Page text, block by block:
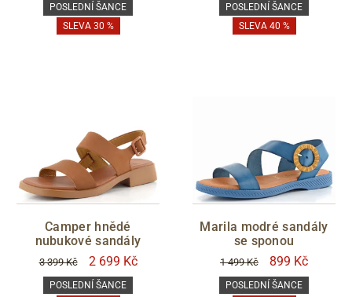
POSLEDNÍ ŠANCE
SLEVA 30 %
POSLEDNÍ ŠANCE
SLEVA 40 %
Camper hnědé
nubukové sandály
3 399 Kč 2 699 Kč
POSLEDNÍ ŠANCE
Marila modré sandály
se sponou
1 499 Kč 899 Kč
POSLEDNÍ ŠANCE